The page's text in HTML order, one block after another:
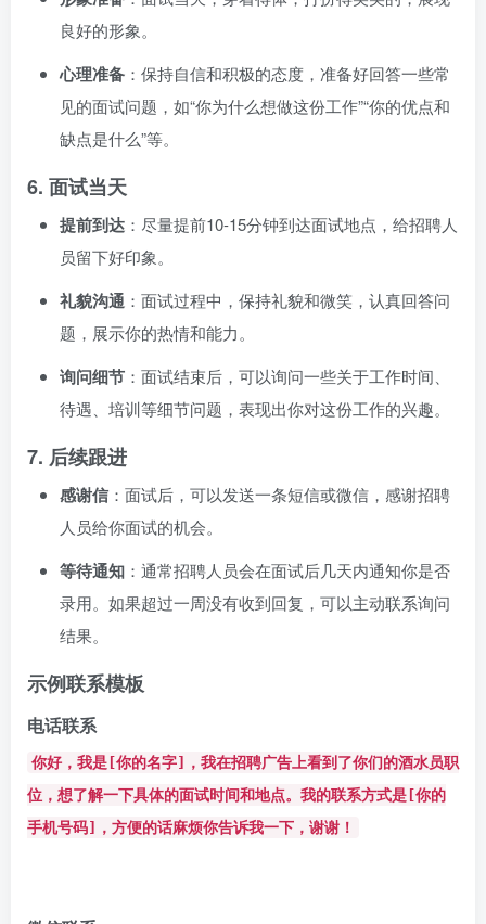
良好的形象。
心理准备 ：保持自信和积极的态度，准备好回答一些常
见的面试问题，如“你为什么想做这份工作”“你的优点和
缺点是什么”等。
6. 面试当天
提前到达 ：尽量提前10-15分钟到达面试地点，给招聘人
员留下好印象。
礼貌沟通 ：面试过程中，保持礼貌和微笑，认真回答问
题，展示你的热情和能力。
询问细节 ：面试结束后，可以询问一些关于工作时间、
待遇、培训等细节问题，表现出你对这份工作的兴趣。
7. 后续跟进
感谢信：面试后，可以发送一条短信或微信，感谢招聘
人员给你面试的机会。
等待通知 ：通常招聘人员会在面试后几天内通知你是否
录用。如果超过一周没有收到回复，可以主动联系询问
结果。
示例联系模板
电话联系
你好，我是[你的名字]，我在招聘广告上看到了你们的酒水员职
位，想了解一下具体的面试时间和地点。我的联系方式是[你的
手机号码]，方便的话麻烦你告诉我一下，谢谢！